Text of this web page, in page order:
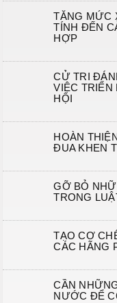
TĂNG MỨC
TÍNH ĐẾN
HỢP
CỬ TRI
VIỆC TRIỂN
HỘI
HOÀN
ĐUA KHEN
GỠ BỎ
TRONG
TẠO CƠ
CÁC HÃNG
CẦN
NƯỚC ĐỂ